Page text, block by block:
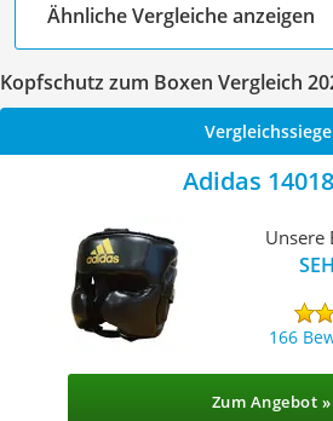
Ähnliche Vergleiche anzeigen
Kopfschutz zum Boxen Vergleich
Adidas
Unsere
166
Zum Angebot »